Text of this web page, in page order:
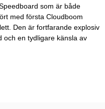
som är både
med första Cloudboom
Den är fortfarande explosiv
och en tydligare känsla av